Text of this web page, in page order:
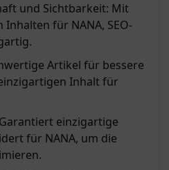
und Sichtbarkeit: Mit
für NANA, SEO-
Artikel für bessere
Inhalt für
einzigartige
für NANA, um die